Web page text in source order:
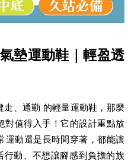
墊運動鞋｜輕盈透
、通勤 的輕量運動鞋，那麼
對值得入手！它的設計重點放
運動還是長時間穿著，都能讓
行動、不想讓腳感到負擔的族